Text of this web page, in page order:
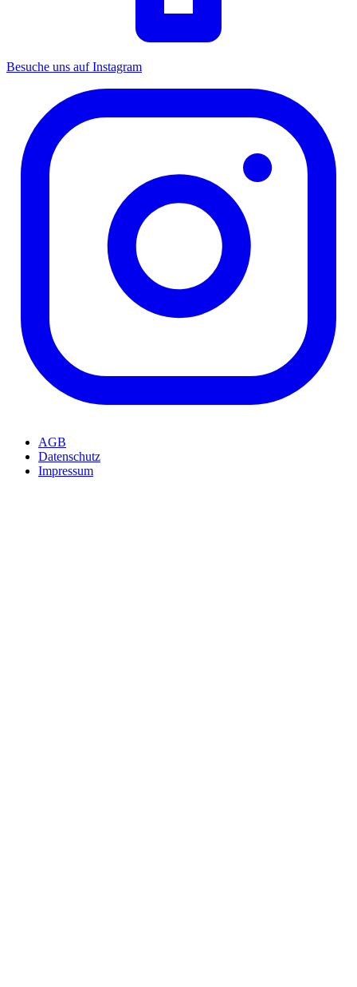
Besuche uns auf Instagram
AGB
Datenschutz
Impressum